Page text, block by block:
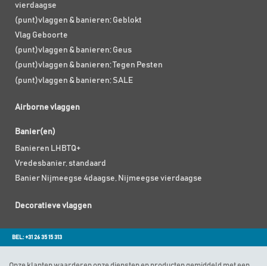
vierdaagse
(punt)vlaggen & banieren; Geblokt
Vlag Geboorte
(punt)vlaggen & banieren; Geus
(punt)vlaggen & banieren; Tegen Pesten
(punt)vlaggen & banieren; SALE
Airborne vlaggen
Banier(en)
Banieren LHBTQ+
Vredesbanier, standaard
Banier Nijmeegse 4daagse, Nijmeegse vierdaagse
Decoratieve vlaggen
BEL: +31 26 35 15 313